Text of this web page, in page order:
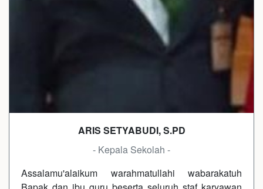
ARIS SETYABUDI, S.PD
- Kepala Sekolah -
Assalamu'alaikum warahmatullahi wabarakatuh